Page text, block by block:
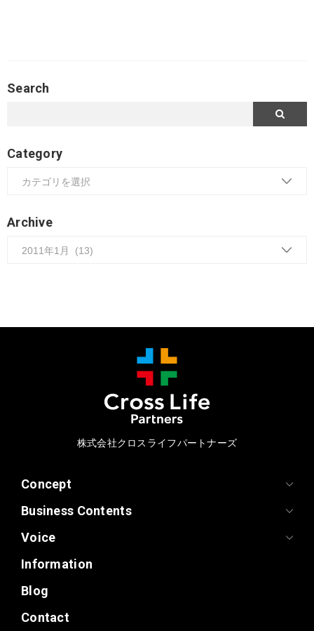
Search
Category
Archive
株式会社クロスライフパートナーズ
Concept
Business Contents
Voice
Information
Blog
Contact